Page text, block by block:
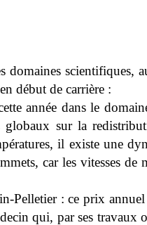
domaines scientifiques,
début de carrière :
année dans le
globaux sur la
il existe une
car les vitesses de
Pelletier : ce prix
qui, par ses travaux